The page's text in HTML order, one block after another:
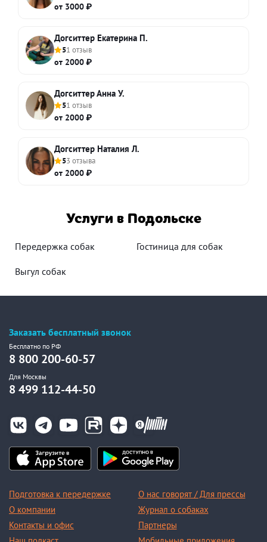
от 3000 ₽
Догситтер Екатерина П.
51 отзыв
от 2000 ₽
Догситтер Анна У.
51 отзыв
от 2000 ₽
Догситтер Наталия Л.
53 отзыва
от 2000 ₽
Услуги в Подольске
Передержка собак Гостиница для собак
Выгул собак
Заказать бесплатный звонок
Бесплатно по РФ
8 800 200-60-57
Для Москвы
8 499 112-44-50
Подготовка к передержке
О компании
Контакты и офис
О нас говорят / Для прессы
Журнал о собаках
Партнеры